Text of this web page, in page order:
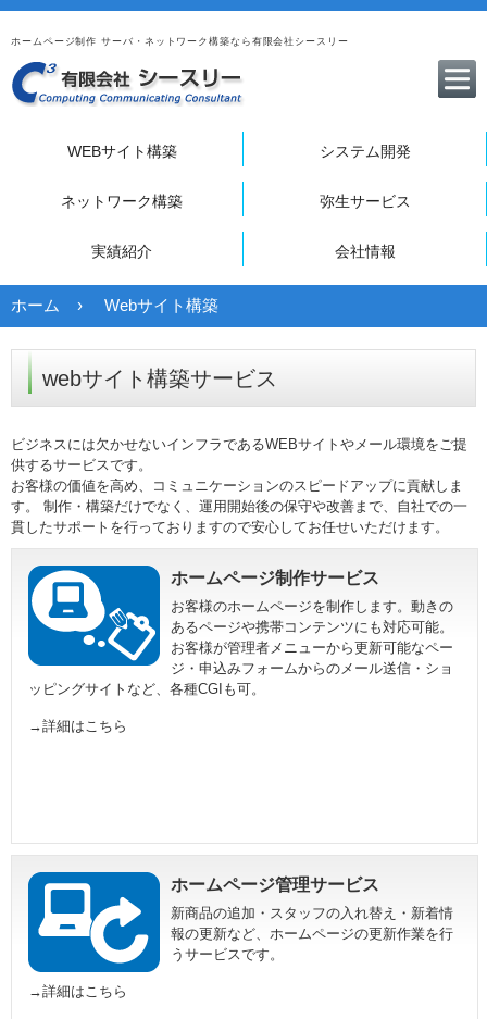
ホームページ制作 サーバ・ネットワーク構築なら有限会社シースリー
WEBサイト構築 システム開発
ネットワーク構築 弥生サービス
実績紹介 会社情報
ホーム Webサイト構築
webサイト構築サービス
ビジネスには欠かせないインフラであるWEBサイトやメール環境をご提
供するサービスです。
お客様の価値を高め、コミュニケーションのスピードアップに貢献しま
す。 制作・構築だけでなく、運用開始後の保守や改善まで、自社での一
貫したサポートを行っておりますので安心してお任せいただけます。
ホームページ制作サービス
お客様のホームページを制作します。動きの
あるページや携帯コンテンツにも対応可能。
お客様が管理者メニューから更新可能なペー
ジ・申込みフォームからのメール送信・ショ
ッピングサイトなど、各種CGIも可。
→詳細はこちら
ホームページ管理サービス
新商品の追加・スタッフの入れ替え・新着情
報の更新など、ホームページの更新作業を行
うサービスです。
→詳細はこちら